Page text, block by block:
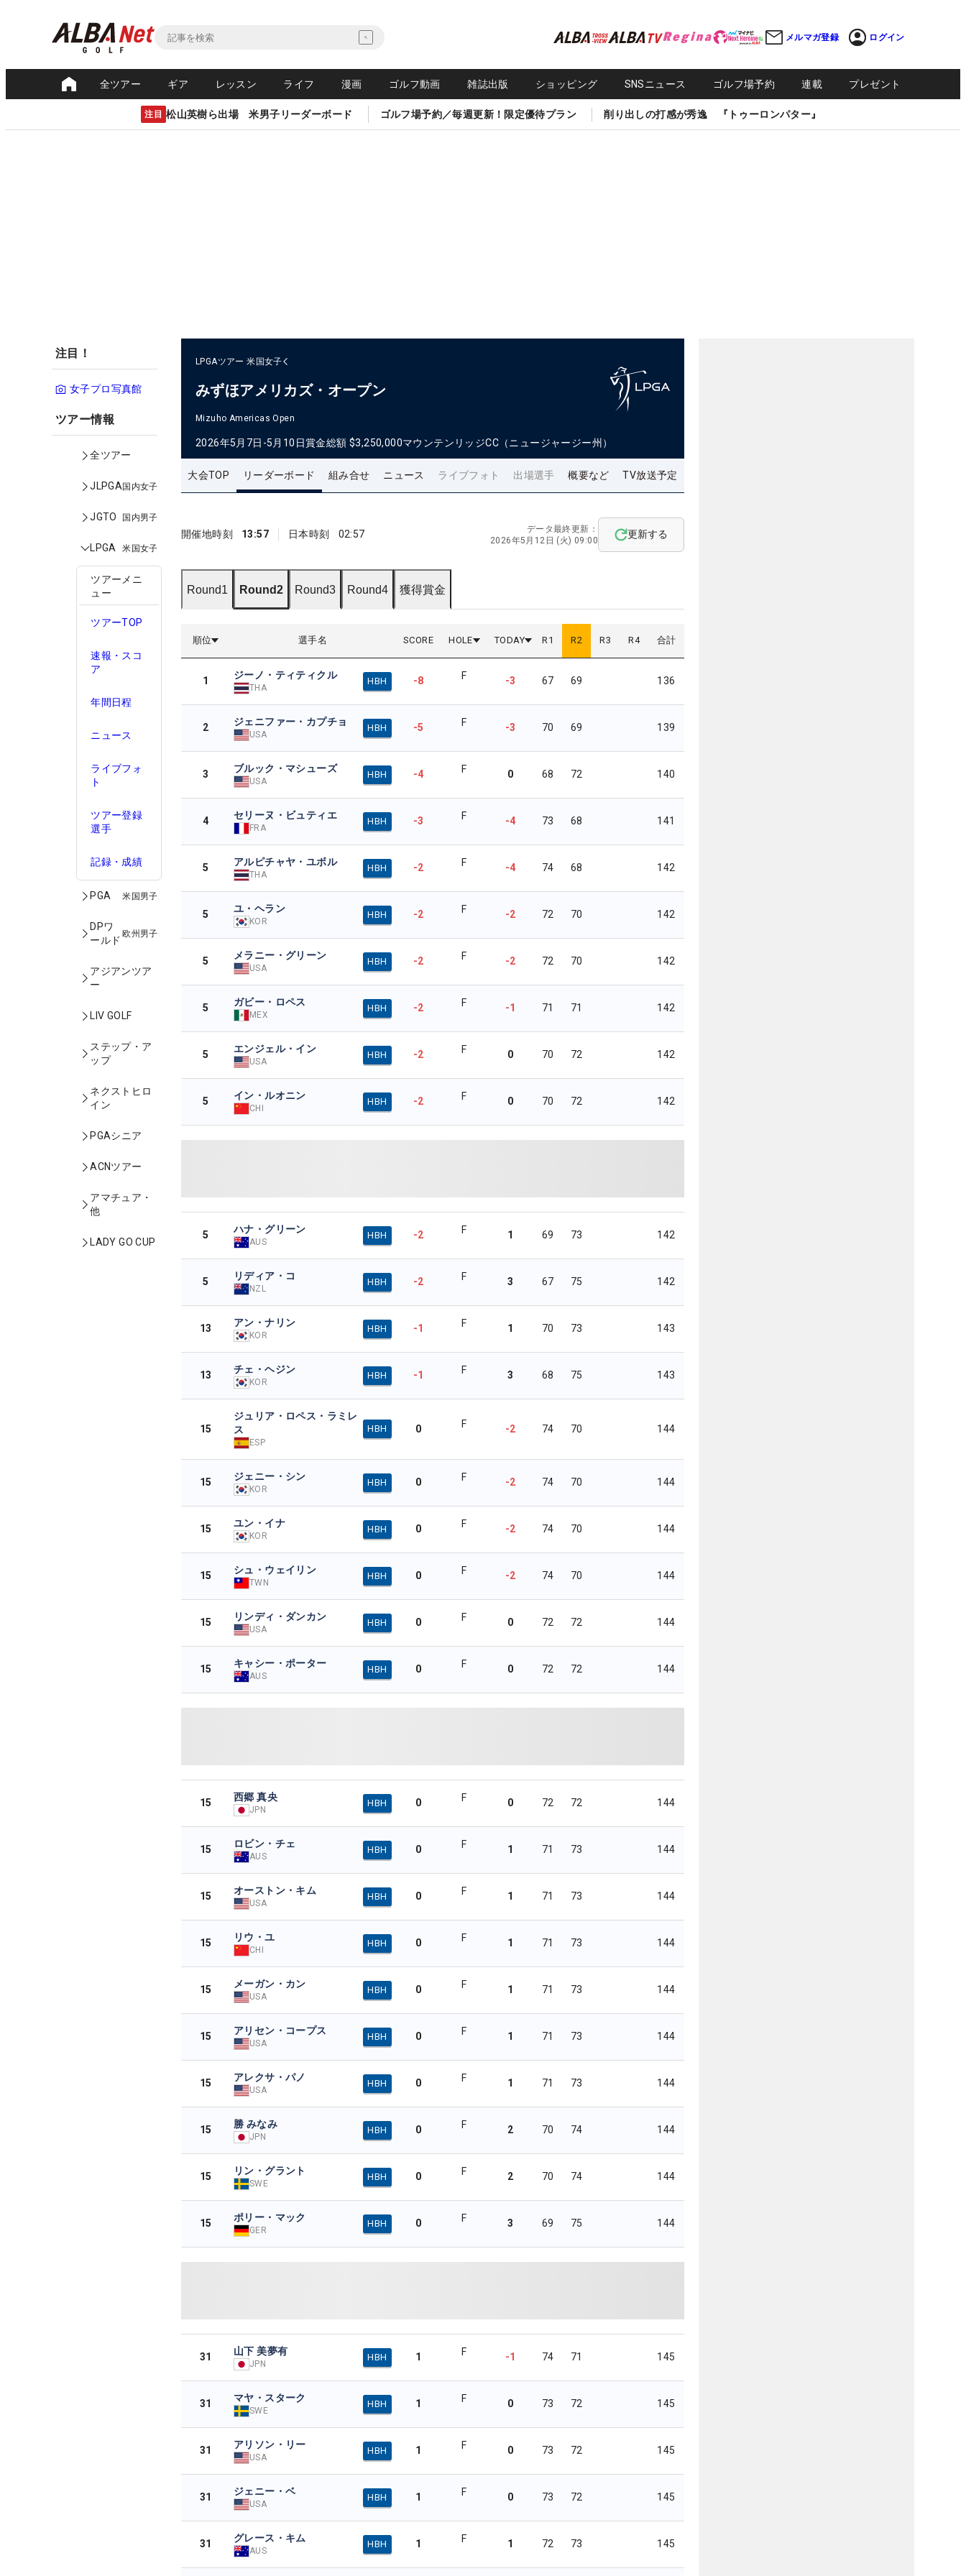
メルマガ登録 ログイン
全ツアー ギア レッスン ライフ 漫画 ゴルフ動画 雑誌出版 ショッピング SNSニュース ゴルフ場予約 連載 プレゼント
注目 松山英樹ら出場 米男子リーダーボード ゴルフ場予約／毎週更新！限定優待プラン 削り出しの打感が秀逸 『トゥーロンパター』
注目！
女子プロ写真館
ツアー情報
全ツアー
JLPGA国内女子
JGTO 国内男子
LPGA 米国女子
ツアーメニ
ュー
ツアーTOP
速報・スコ
ア
年間日程
ニュース
ライブフォ
ト
ツアー登録
選手
記録・成績
PGA 米国男子
DPワ
ールド
欧州男子
アジアンツア
ー
LIV GOLF
ステップ・ア
ップ
ネクストヒロ
イン
PGAシニア
ACNツアー
アマチュア・
他
LADY GO CUP
LPGAツアー 米国女子
みずほアメリカズ・オープン
Mizuho Americas Open
2026年5月7日-5月10日賞金総額 $3,250,000マウンテンリッジCC（ニュージャージー州）
大会TOP リーダーボード 組み合せ ニュース ライブフォト 出場選手 概要など TV放送予定
開催地時刻 13:57 日本時刻 02:57
データ最終更新：
2026年5月12日 (火) 09:00
更新する
Round1 Round2 Round3 Round4 獲得賞金
順位 選手名 SCORE HOLE TODAY R 1 R2 R3 R4 合計
1 ジーノ・ティティクル
THA
HBH -8 F -3 67 69 136
2 ジェニファー・カプチョ
USA
HBH -5 F -3 70 69 139
3 ブルック・マシューズ
USA
HBH -4 F 0 68 72 140
4 セリーヌ・ビュティエ
FRA
HBH -3 F -4 73 68 141
5 アルピチャヤ・ユボル
THA
HBH -2 F -4 74 68 142
5 ユ・ヘラン
KOR
HBH -2 F -2 72 70 142
5 メラニー・グリーン
USA
HBH -2 F -2 72 70 142
5 ガビー・ロペス
MEX
HBH -2 F -1 71 71 142
5 エンジェル・イン
USA
HBH -2 F 0 70 72 142
5 イン・ルオニン
CHI
HBH -2 F 0 70 72 142
5 ハナ・グリーン
AUS
HBH -2 F 1 69 73 142
5 リディア・コ
NZL
HBH -2 F 3 67 75 142
13 アン・ナリン
KOR
HBH -1 F 1 70 73 143
13 チェ・ヘジン
KOR
HBH -1 F 3 68 75 143
15
ジュリア・ロペス・ラミレ
ス
ESP
HBH 0 F -2 74 70 144
15 ジェニー・シン
KOR
HBH 0 F -2 74 70 144
15 ユン・イナ
KOR
HBH 0 F -2 74 70 144
15 シュ・ウェイリン
TWN
HBH 0 F -2 74 70 144
15 リンディ・ダンカン
USA
HBH 0 F 0 72 72 144
15 キャシー・ポーター
AUS
HBH 0 F 0 72 72 144
15 西郷 真央
JPN
HBH 0 F 0 72 72 144
15 ロビン・チェ
AUS
HBH 0 F 1 71 73 144
15 オーストン・キム
USA
HBH 0 F 1 71 73 144
15 リウ・ユ
CHI
HBH 0 F 1 71 73 144
15 メーガン・カン
USA
HBH 0 F 1 71 73 144
15 アリセン・コープス
USA
HBH 0 F 1 71 73 144
15 アレクサ・パノ
USA
HBH 0 F 1 71 73 144
15 勝 みなみ
JPN
HBH 0 F 2 70 74 144
15 リン・グラント
SWE
HBH 0 F 2 70 74 144
15 ポリー・マック
GER
HBH 0 F 3 69 75 144
31 山下 美夢有
JPN
HBH 1 F -1 74 71 145
31 マヤ・スターク
SWE
HBH 1 F 0 73 72 145
31 アリソン・リー
USA
HBH 1 F 0 73 72 145
31 ジェニー・ベ
USA
HBH 1 F 0 73 72 145
31 グレース・キム
AUS
HBH 1 F 1 72 73 145